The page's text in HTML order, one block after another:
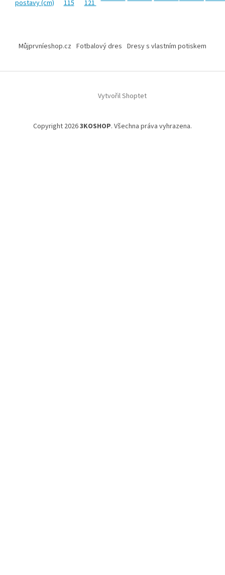
postavy (cm) 115 121
Můjprvníeshop.cz Fotbalový dres Dresy s vlastním potiskem
Vytvořil Shoptet
Copyright 20263KOSHOP. Všechna práva vyhrazena.